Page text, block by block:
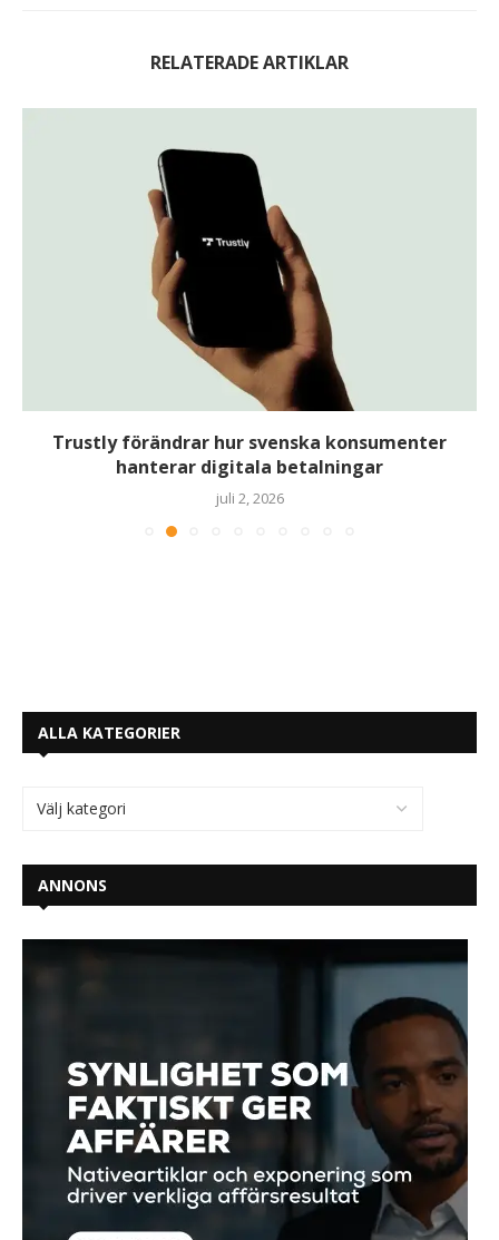
RELATERADE ARTIKLAR
Trustly förändrar hur svenska konsumenter
hanterar digitala betalningar
juli 2, 2026
ALLA KATEGORIER
ANNONS